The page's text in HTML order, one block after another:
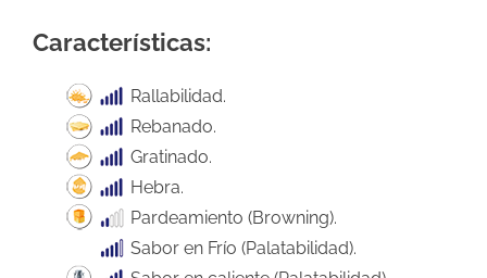
Características:
Rallabilidad.
Rebanado.
Gratinado.
Hebra.
Pardeamiento (Browning).
Sabor en Frío (Palatabilidad).